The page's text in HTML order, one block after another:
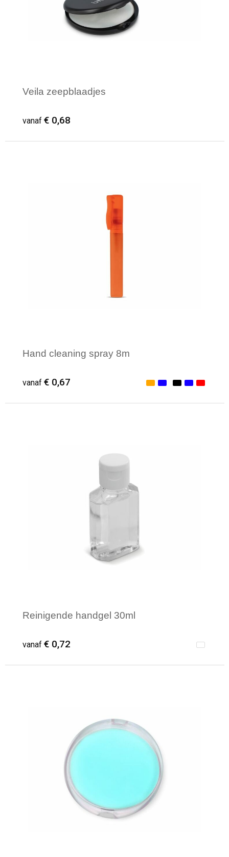
Veila zeepblaadjes
vanaf € 0,68
Hand cleaning spray 8m
vanaf € 0,67
Reinigende handgel 30ml
vanaf € 0,72